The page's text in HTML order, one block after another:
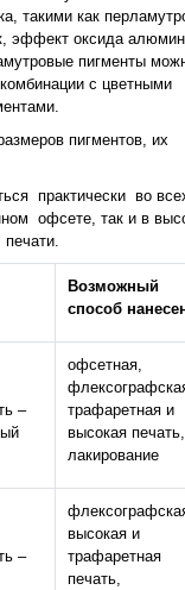
такими как
эффект оксида
пигменты
с цветными
пигментов, их
практически во
офсете, так и в
Возможный
способ
–
офсетная,
трафаретная и
высокая печать,
лакирование
–
высокая и
трафаретная
печать,